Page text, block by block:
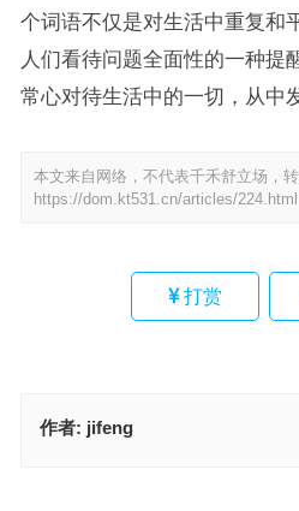
个词语不仅是对生活中重复和
人们看待问题全面性的一种提
常心对待生活中的一切，从中
本文来自网络，不代表千禾舒立场，转
https://dom.kt531.cn/articles/224.html
打赏
作者: jifeng